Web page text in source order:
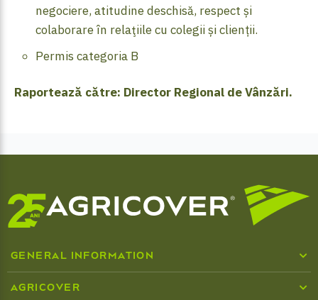
negociere, atitudine deschisă, respect și
colaborare în relaţiile cu colegii și clienții.
Permis categoria B
Raportează către: Director Regional de Vânzări.
GENERAL INFORMATION
Who we are
AGRICOVER